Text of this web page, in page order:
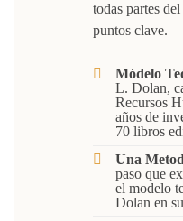
todas partes
puntos clave.
Módelo
L. Dolan,
Recursos
años de
70 libros
Una
paso que
el modelo
Dolan en